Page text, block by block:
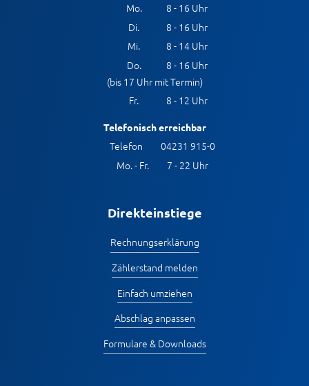
Mo.
8 - 16 Uhr
Di.
8 - 16 Uhr
Mi.
8 - 14 Uhr
Do.
8 - 16 Uhr
(bis 17 Uhr mit Termin)
Fr.
8 - 12 Uhr
Telefonisch erreichbar
Telefon
04231 915-0
Mo. - Fr.
7 - 22 Uhr
Direkteinstiege
Rechnungserklärung
Zählerstand melden
Einfach umziehen
Abschlag anpassen
Formulare & Downloads